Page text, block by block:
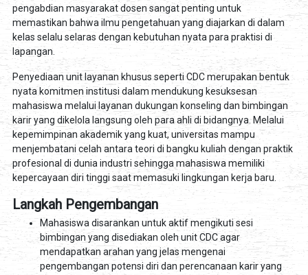
pengabdian masyarakat dosen sangat penting untuk
memastikan bahwa ilmu pengetahuan yang diajarkan di dalam
kelas selalu selaras dengan kebutuhan nyata para praktisi di
lapangan.
Penyediaan unit layanan khusus seperti CDC merupakan bentuk
nyata komitmen institusi dalam mendukung kesuksesan
mahasiswa melalui layanan dukungan konseling dan bimbingan
karir yang dikelola langsung oleh para ahli di bidangnya. Melalui
kepemimpinan akademik yang kuat, universitas mampu
menjembatani celah antara teori di bangku kuliah dengan praktik
profesional di dunia industri sehingga mahasiswa memiliki
kepercayaan diri tinggi saat memasuki lingkungan kerja baru.
Langkah Pengembangan
Mahasiswa disarankan untuk aktif mengikuti sesi
bimbingan yang disediakan oleh unit CDC agar
mendapatkan arahan yang jelas mengenai
pengembangan potensi diri dan perencanaan karir yang